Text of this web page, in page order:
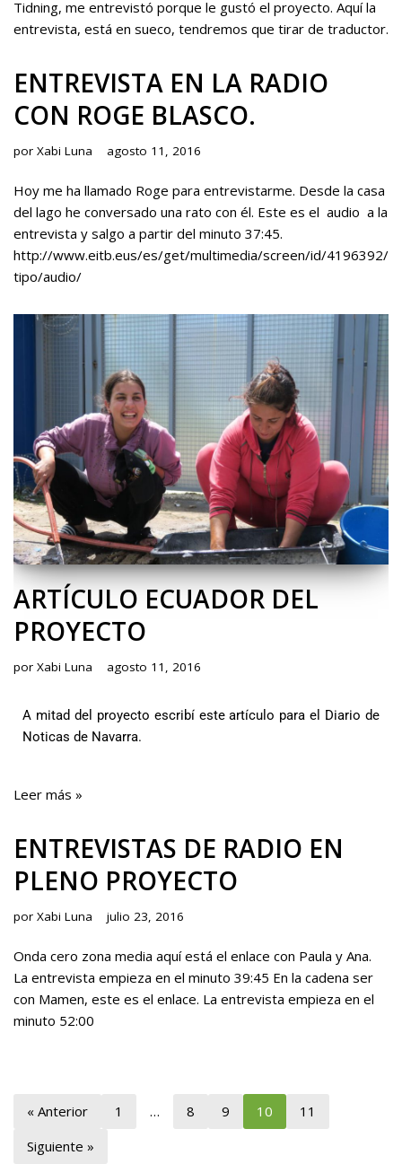
Tidning, me entrevistó porque le gustó el proyecto. Aquí la
entrevista, está en sueco, tendremos que tirar de traductor.
ENTREVISTA EN LA RADIO
CON ROGE BLASCO.
por Xabi Luna agosto 11, 2016
Hoy me ha llamado Roge para entrevistarme. Desde la casa
del lago he conversado una rato con él. Este es el audio a la
entrevista y salgo a partir del minuto 37:45.
http://www.eitb.eus/es/get/multimedia/screen/id/4196392/
tipo/audio/
ARTÍCULO ECUADOR DEL
PROYECTO
por Xabi Luna agosto 11, 2016
A mitad del proyecto escribí este artículo para el Diario de
Noticas de Navarra.
Leer más »
ENTREVISTAS DE RADIO EN
PLENO PROYECTO
por Xabi Luna julio 23, 2016
Onda cero zona media aquí está el enlace con Paula y Ana.
La entrevista empieza en el minuto 39:45 En la cadena ser
con Mamen, este es el enlace. La entrevista empieza en el
minuto 52:00
« Anterior 1 … 8 9 10
11
Siguiente »